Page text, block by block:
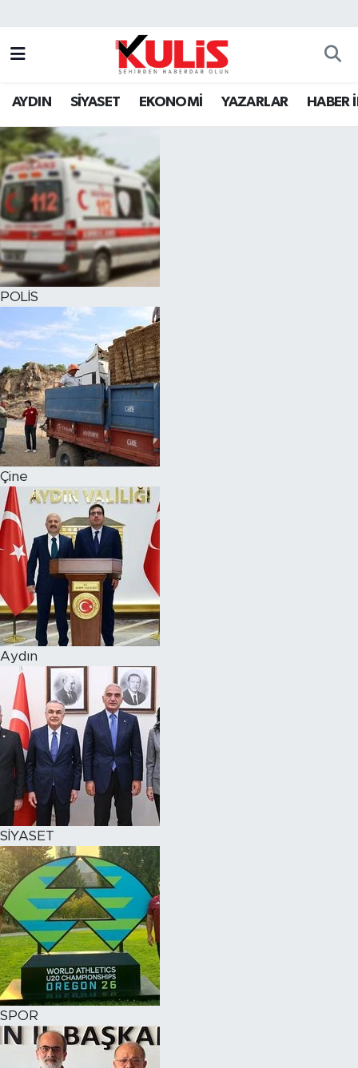
AYDIN SİYASET EKONOMİ YAZARLAR HABER
POLİS
Çine
Aydın
SİYASET
SPOR